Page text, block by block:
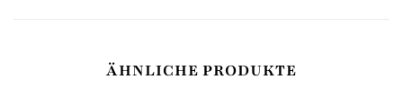
ÄHNLICHE PRODUKTE